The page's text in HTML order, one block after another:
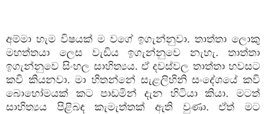
අම්මා හැම විෂයක් ම වගේ ඉගැන්නුවා. තාත්තා ලොකු
මහත්තයා ලෙස වැඩිය ඉගැන්නුවෙ නැහැ. තාත්තා
ඉගැන්නුවෙ සිංහල සාහිත්‍යය. ඒ දවස්වල තාත්තා හවසට
කවි කියනවා. මා හිතන්නේ සැළලිහිනි සංදේශයේ කවි
බොහෝමයක් කට පාඩමින් දැන හිටියා කියා. මටත්
සාහිත්‍යය පිළිබඳ කැමැත්තක් ඇති වුණා. ඒත් මට